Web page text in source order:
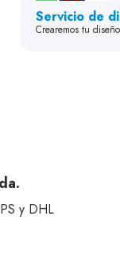
Servicio de
Crearemos tu
y DHL